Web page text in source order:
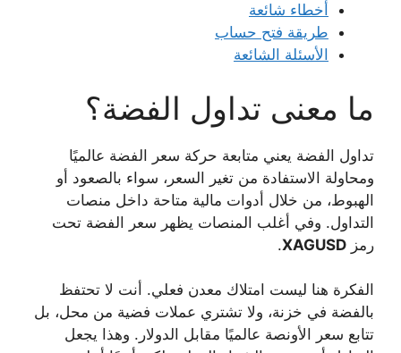
أخطاء شائعة
طريقة فتح حساب
الأسئلة الشائعة
ما معنى تداول الفضة؟
تداول الفضة يعني متابعة حركة سعر الفضة عالميًا
ومحاولة الاستفادة من تغير السعر، سواء بالصعود أو
الهبوط، من خلال أدوات مالية متاحة داخل منصات
التداول. وفي أغلب المنصات يظهر سعر الفضة تحت
رمز XAGUSD
.
الفكرة هنا ليست امتلاك معدن فعلي. أنت لا تحتفظ
بالفضة في خزنة، ولا تشتري عملات فضية من محل، بل
تتابع سعر الأونصة عالميًا مقابل الدولار. وهذا يجعل